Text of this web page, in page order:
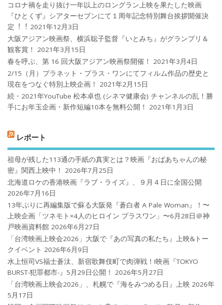
コロナ禍を⾛り抜け⼀年以上のロングラン上映を果たした映画
『ひとくず』シアターセブンにて１周年記念特別舞台挨拶開催決
定︕︕ 2021年12月3日
大阪アジアン映画祭、横浜聡子監督『いとみち』がグランプリ＆
観客賞！
2021年3月15日
春を呼ぶ、第 16 回大阪アジアン映画祭開催！
2021年3月4日
2/15（月）プラネット・プラス・ワンにてフィルム作品の歴史と
現在をつなぐ特別上映企画！
2021年2月15日
続・2021年YouTube 松本卓也 (シネマ健康会) チャンネルの乱！勝
手にお年玉企画・新作短編10本を無料公開！
2021年1月3日
レポート
祖母が残した113通の手紙の真実とは？映画『おばあちゃんの秘
密』関西上映中！
2026年7月25日
北海道ロケの香港映画『ラブ・ライズ』、９月４日に全国公開
2026年7月16日
13年ぶりに再編集版で蘇る大阪発『蒼白者 A Pale Woman』！〜
上映企画「ツネモト×4人のヒロイン プラスワン」〜6月28日＠神
戸映画資料館 2026年6月27日
「台湾映画上映会2026」大阪で『あの写真の私たち』上映&トー
クイベント 2026年6月9日
水上恒司VS福士蒼汰、新宿歌舞伎町で肉弾戦！!映画『TOKYO
BURST-犯罪都市-』5月29日公開！
2026年5月27日
「台湾映画上映会2026」、札幌で『海をみつめる日』上映 2026年
5月17日